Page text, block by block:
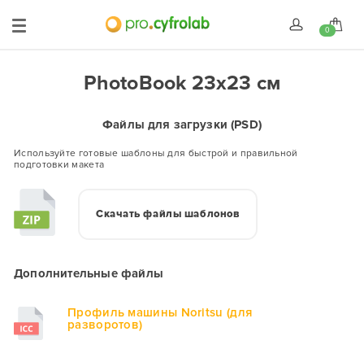
0
PhotoBook 23x23 см
Файлы для загрузки (PSD)
Используйте готовые шаблоны для быстрой и правильной
подготовки макета
Скачать файлы шаблонов
Дополнительные файлы
Профиль машины Noritsu (для
разворотов)